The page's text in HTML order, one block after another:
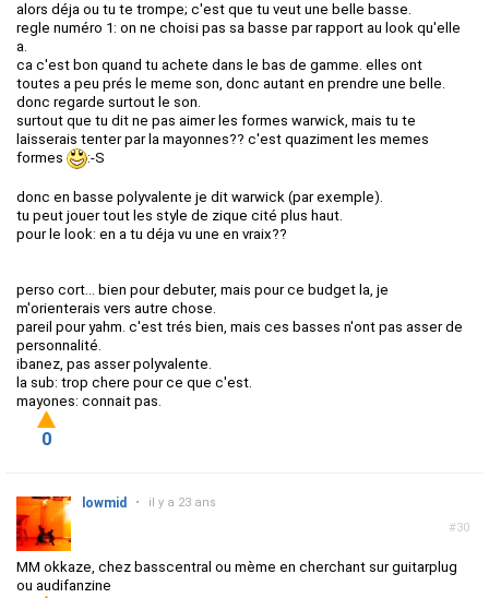
alors déja ou tu te trompe; c'est que tu veut une belle basse.
regle numéro 1: on ne choisi pas sa basse par rapport au look qu'elle
a.
ca c'est bon quand tu achete dans le bas de gamme. elles ont
toutes a peu prés le meme son, donc autant en prendre une belle.
donc regarde surtout le son.
surtout que tu dit ne pas aimer les formes warwick, mais tu te
laisserais tenter par la mayonnes?? c'est quaziment les memes
formes
:-S
donc en basse polyvalente je dit warwick (par exemple).
tu peut jouer tout les style de zique cité plus haut.
pour le look: en a tu déja vu une en vraix??
perso cort... bien pour debuter, mais pour ce budget la, je
m'orienterais vers autre chose.
pareil pour yahm. c'est trés bien, mais ces basses n'ont pas asser de
personnalité.
ibanez, pas asser polyvalente.
la sub: trop chere pour ce que c'est.
mayones: connait pas.
0
#30
lowmid • il y a 23 ans
MM okkaze, chez basscentral ou mème en cherchant sur guitarplug
ou audifanzine